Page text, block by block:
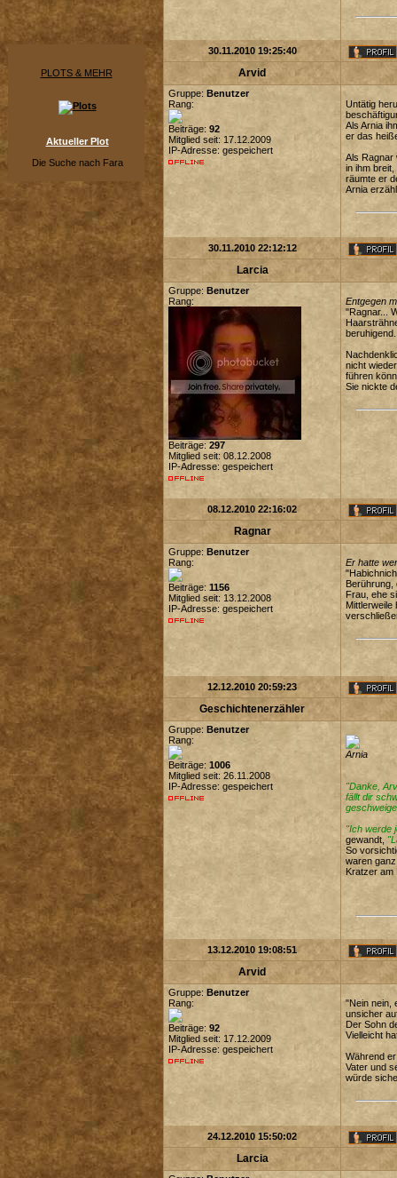
PLOTS & MEHR
Aktueller Plot
Die Suche nach Fara
30.11.2010 19:25:40
Arvid
Gruppe: Benutzer
Rang:
Beiträge: 92
Mitglied seit: 17.12.2009
IP-Adresse: gespeichert
Untätig
Als Arnia
er das
Als Ragnar
in ihm
räumte er
Arnia
30.11.2010 22:12:12
Larcia
Gruppe: Benutzer
Rang:
Beiträge: 297
Mitglied seit: 08.12.2008
IP-Adresse: gespeichert
Entgegen
"Ragnar...
nicht
führen
Sie nickte
08.12.2010 22:16:02
Ragnar
Gruppe: Benutzer
Rang:
Beiträge: 1156
Mitglied seit: 13.12.2008
IP-Adresse: gespeichert
Er hatte
Berührung,
Frau, ehe
Mittlerweile
12.12.2010 20:59:23
Geschichtenerzähler
Gruppe: Benutzer
Rang:
Beiträge: 1006
Mitglied seit: 26.11.2008
IP-Adresse: gespeichert
Arnia
"Danke,
fällt dir
"Ich werde
gewandt,
So
waren
Kratzer am
13.12.2010 19:08:51
Arvid
Gruppe: Benutzer
Rang:
Beiträge: 92
Mitglied seit: 17.12.2009
IP-Adresse: gespeichert
"Nein nein,
unsicher
Der Sohn
Vielleicht
Während
Vater und
würde
24.12.2010 15:50:02
Larcia